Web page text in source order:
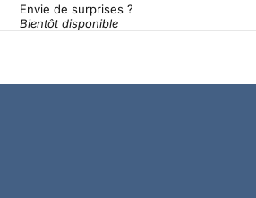
Envie de surprises ?
Bientôt disponible